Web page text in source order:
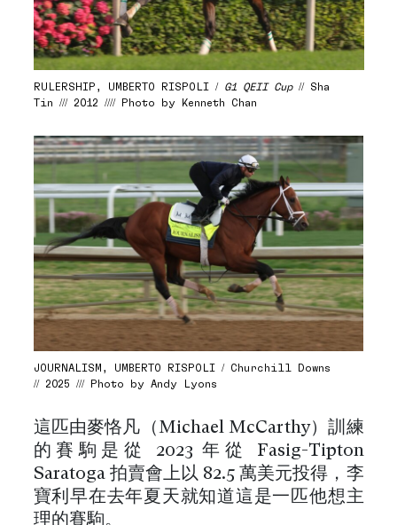
RULERSHIP, UMBERTO RISPOLI / G1 QEII Cup// Sha
Tin /// 2012 //// Photo by Kenneth Chan
JOURNALISM, UMBERTO RISPOLI / Churchill Downs
// 2025 /// Photo by Andy Lyons
這匹由麥恪凡（Michael McCarthy）訓練
的賽駒是從 2023 年從 Fasig-Tipton
Saratoga 拍賣會上以 82.5 萬美元投得，李
寶利早在去年夏天就知道這是一匹他想主
理的賽駒。